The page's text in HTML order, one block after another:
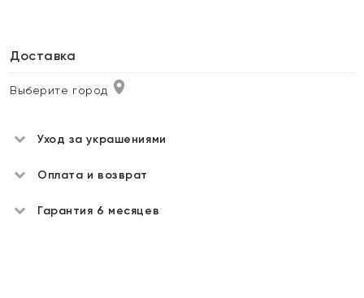
Доставка
Выберите город
Уход за украшениями
Оплата и возврат
Гарантия 6 месяцев